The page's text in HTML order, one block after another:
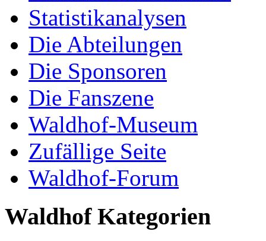
Statistikanalysen
Die Abteilungen
Die Sponsoren
Die Fanszene
Waldhof-Museum
Zufällige Seite
Waldhof-Forum
Waldhof Kategorien